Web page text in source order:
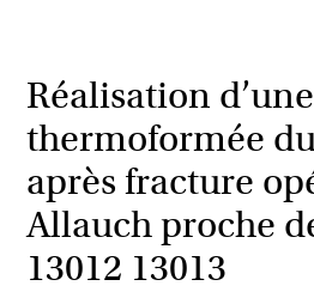
Réalisation
thermoformée
après fracture
Allauch proche
13012 13013